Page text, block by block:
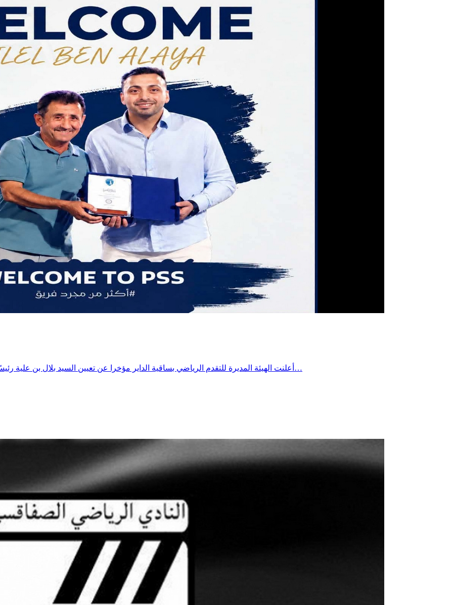
أعلنت الهيئة المديرة للتقدم الرياضي بساقية الداير مؤخرا عن تعيين السيد بلال بن علية رئيسًا لفرع كرة القدم وتمنت له كامل التوفيق والنجاح في مهمته، لما فيه…